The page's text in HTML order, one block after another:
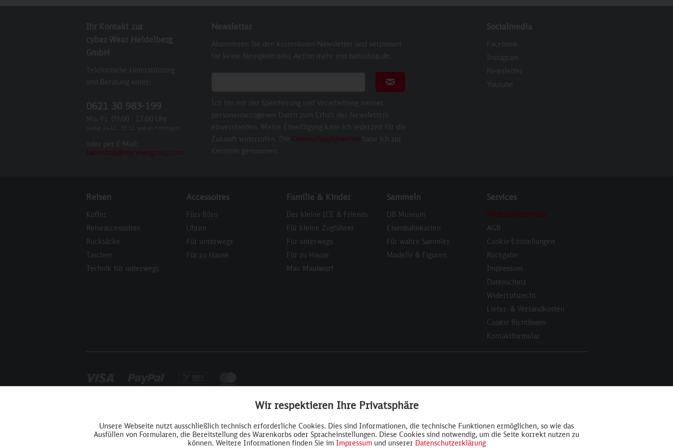
Ihr Kontakt zur
cyber-Wear Heidelberg
GmbH
Telefonische Unterstützung
und Beratung unter:
0621 30 983-199
Mo.-Fr. 09:00 - 17:00 Uhr
(außer 24.12., 31.12. und an Feiertagen)
oder per E-Mail:
bahnshop@mycybergroup.com
Newsletter
Abonnieren Sie den kostenlosen Newsletter und verpassen
Sie keine Neuigkeit oder Aktion mehr von bahnshop.de.
Newsletter abonnieren
Ich bin mit der Speicherung und Verarbeitung meiner
personenbezogenen Daten zum Erhalt des Newsletters
einverstanden. Meine Einwilligung kann ich jederzeit für die
Zukunft widerrufen. Die Datenschutzhinweise habe ich zur
Kenntnis genommen.
Socialmedia
Facebook
Instagram
Newsletter
Youtube
Reisen
Koffer
Reiseaccessoires
Rucksäcke
Taschen
Technik für unterwegs
Accessoires
Fürs Büro
Uhren
Für unterwegs
Für zu Hause
Familie & Kinder
Der kleine ICE & Friends
Für kleine Zugführer
Für unterwegs
Für zu Hause
Max Maulwurf
Sammeln
DB Museum
Eisenbahnkarten
Für wahre Sammler
Modelle & Figuren
Services
Widerrufsformular
AGB
Cookie-Einstellungen
Rückgabe
Impressum
Datenschutz
Widerrufsrecht
Liefer- & Versandkosten
Cookie Richtlinien
Kontaktformular
Tracking Inaktiv
Wir respektieren Ihre Privatsphäre
Unsere Webseite nutzt ausschließlich technisch erforderliche Cookies. Dies sind Informationen, die technische Funktionen ermöglichen, so wie das
Ausfüllen von Formularen, die Bereitstellung des Warenkorbs oder Spracheinstellungen. Diese Cookies sind notwendig, um die Seite korrekt nutzen zu
können. Weitere Informationen finden Sie im Impressumund unserer Datenschutzerklärung